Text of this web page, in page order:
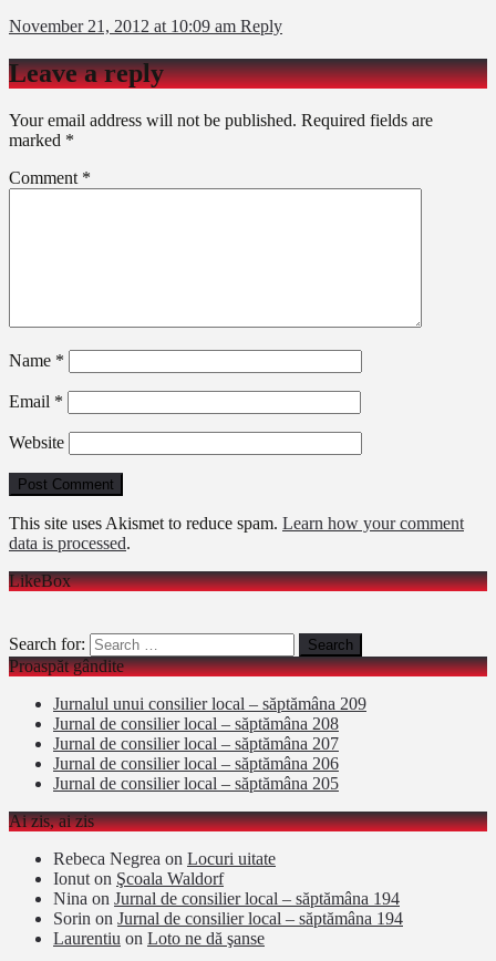
November 21, 2012 at 10:09 am Reply
Leave a reply
Your email address will not be published. Required fields are
marked *
Comment *
Name *
Email *
Website
This site uses Akismet to reduce spam. Learn how your comment
data is processed.
LikeBox
Search for:
Proaspăt gândite
Jurnalul unui consilier local – săptămâna 209
Jurnal de consilier local – săptămâna 208
Jurnal de consilier local – săptămâna 207
Jurnal de consilier local – săptămâna 206
Jurnal de consilier local – săptămâna 205
Ai zis, ai zis
Rebeca Negrea on Locuri uitate
Ionut on Şcoala Waldorf
Nina on Jurnal de consilier local – săptămâna 194
Sorin on Jurnal de consilier local – săptămâna 194
Laurentiu on Loto ne dă şanse